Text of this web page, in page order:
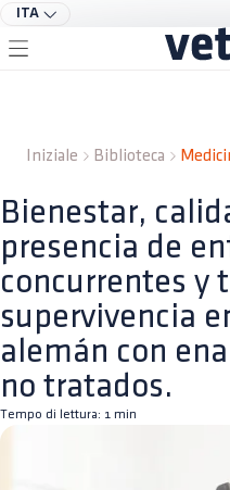
ITA
Iniziale Biblioteca
Bienestar,
presencia de
concurrentes y
supervivencia
alemán con
no tratados.
Tempo di lettura: 1 min